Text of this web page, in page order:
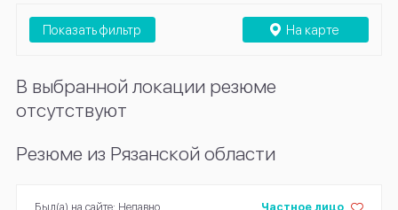
На карте
Показать фильтр
В выбранной локации резюме
отсутствуют
Резюме из Рязанской области
Частное лицо
Был(а) на сайте: Недавно